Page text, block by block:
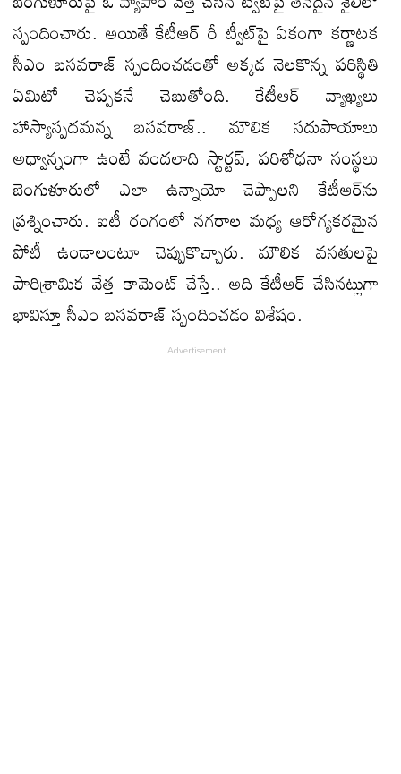
స్పందించారు. అయితే కేటీఆర్‌ రీ ట్వీట్‌పై ఏకంగా కర్ణాటక
సీఎం బసవరాజ్‌ స్పందించడంతో అక్కడ నెలకొన్న పరిస్థితి
ఏమిటో చెప్పకనే చెబుతోంది. కేటీఆర్‌ వ్యాఖ్యలు
హాస్యాస్పదమన్న బసవరాజ్‌.. మౌలిక సదుపాయాలు
అధ్వాన్నంగా ఉంటే వందలాది స్టార్టప్, పరిశోధనా సంస్థలు
బెంగుళూరులో ఎలా ఉన్నాయో చెప్పాలని కేటీఆర్‌ను
ప్రశ్నించారు. ఐటీ రంగంలో నగరాల మధ్య ఆరోగ్యకరమైన
పోటీ ఉండాలంటూ చెప్పుకొచ్చారు. మౌలిక వసతులపై
పారిశ్రామిక వేత్త కామెంట్‌ చేస్తే.. అది కేటీఆర్‌ చేసినట్లుగా
భావిస్తూ సీఎం బసవరాజ్‌ స్పందించడం విశేషం.